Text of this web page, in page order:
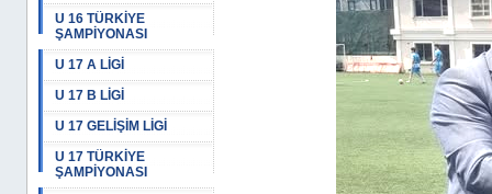
U 16 TÜRKİYE
ŞAMPİYONASI
U 17 A LİGİ
U 17 B LİGİ
U 17 GELİŞİM LİGİ
U 17 TÜRKİYE
ŞAMPİYONASI